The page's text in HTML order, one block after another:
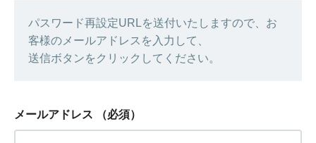
パスワード再設定URLを送付いたしますので、お
客様のメールアドレスを入力して、
送信ボタンをクリックしてください。
メールアドレス （必須）